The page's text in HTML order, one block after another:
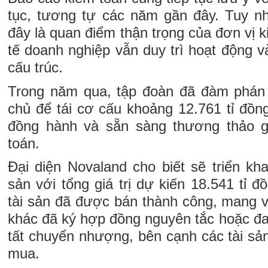
tục, tương tự các năm gần đây. Tuy
đây là quan điểm thận trọng của đơn vị
tế doanh nghiệp vẫn duy trì hoạt động
cấu trúc.
Trong năm qua, tập đoàn đã đàm
chủ để tái cơ cấu khoảng 12.761 tỉ
đồng hành và sẵn sàng thương thảo
toán.
Đại diện Novaland cho biết sẽ triển
sản với tổng giá trị dự kiến 18.541 tỉ
tài sản đã được bán thành công, mang
khác đã ký hợp đồng nguyên tắc hoặc
tất chuyển nhượng, bên cạnh các tài
mua.